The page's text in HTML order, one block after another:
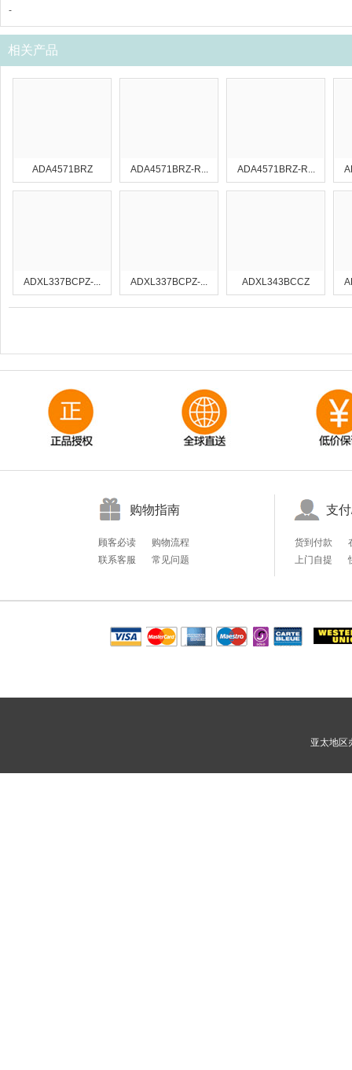
-
相关产品
ADA4571BRZ ADA4571BRZ-R... ADA4571BRZ-R...
ADXL337BCPZ-... ADXL337BCPZ-... ADXL343BCCZ
购物指南
顾客必读
购物流程
联系客服
常见问题
支
货到付款
上门自提
亚太地区